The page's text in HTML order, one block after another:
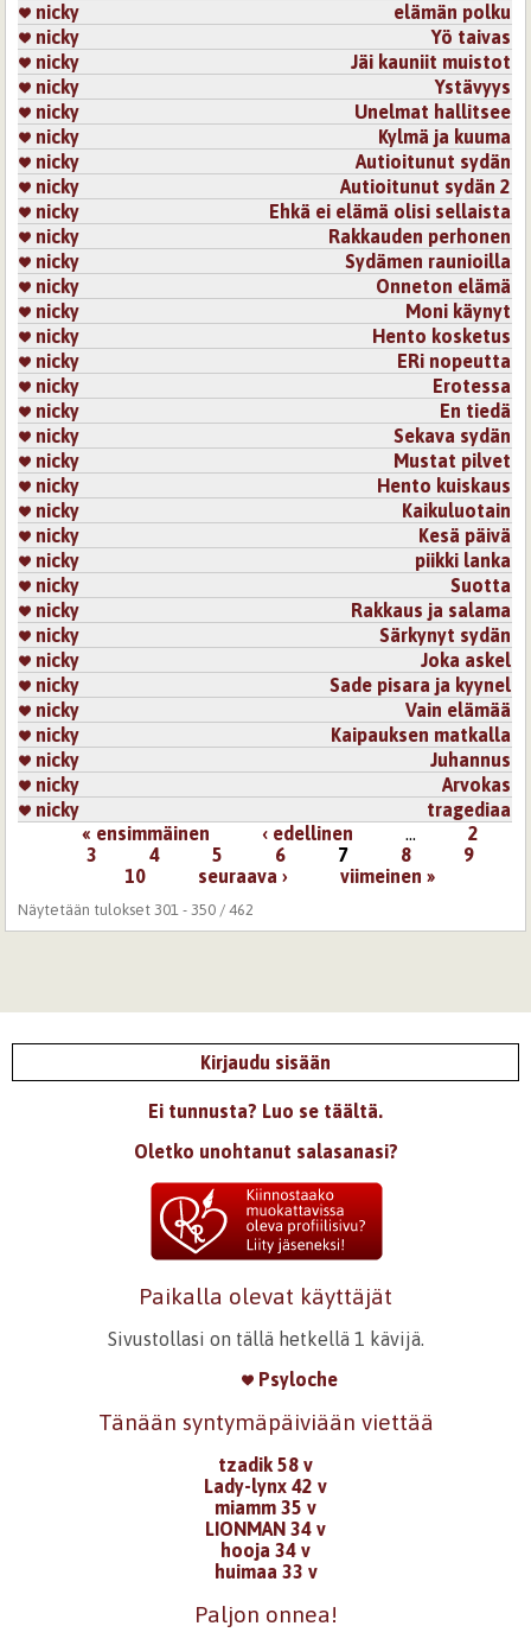
nicky
elämän polku
nicky
Yö taivas
nicky
Jäi kauniit muistot
nicky
Ystävyys
nicky
Unelmat hallitsee
nicky
Kylmä ja kuuma
nicky
Autioitunut sydän
nicky
Autioitunut sydän 2
nicky
Ehkä ei elämä olisi sellaista
nicky
Rakkauden perhonen
nicky
Sydämen raunioilla
nicky
Onneton elämä
nicky
Moni käynyt
nicky
Hento kosketus
nicky
ERi nopeutta
nicky
Erotessa
nicky
En tiedä
nicky
Sekava sydän
nicky
Mustat pilvet
nicky
Hento kuiskaus
nicky
Kaikuluotain
nicky
Kesä päivä
nicky
piikki lanka
nicky
Suotta
nicky
Rakkaus ja salama
nicky
Särkynyt sydän
nicky
Joka askel
nicky
Sade pisara ja kyynel
nicky
Vain elämää
nicky
Kaipauksen matkalla
nicky
Juhannus
nicky
Arvokas
nicky
tragediaa
« ensimmäinen ‹ edellinen …
2
3
4 5 6 7 8
9
10
seuraava › viimeinen »
Näytetään tulokset 301 - 350 / 462
Kirjaudu sisään
Ei tunnusta? Luo se täältä.
Oletko unohtanut salasanasi?
Paikalla olevat käyttäjät
Sivustollasi on tällä hetkellä 1 kävijä.
Psyloche
Tänään syntymäpäiviään viettää
tzadik 58 v
Lady-lynx 42 v
miamm 35 v
LIONMAN 34 v
hooja 34 v
huimaa 33 v
Paljon onnea!